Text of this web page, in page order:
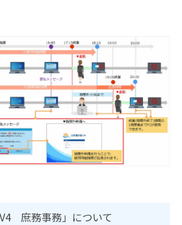
V4 庶務事務」について